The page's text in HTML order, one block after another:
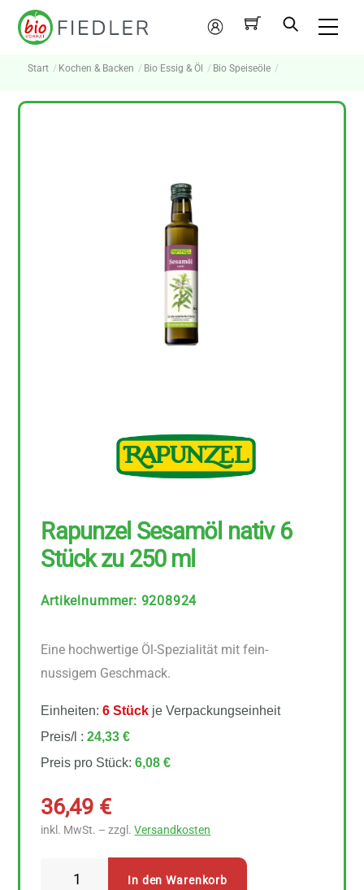
Skip
Mein
Konto
Start Kochen & Backen Bio Essig & Öl Bio Speiseöle
Rapunzel Sesamöl nativ 6
Stück zu 250 ml
Artikelnummer: 9208924
Eine hochwertige Öl-Spezialität mit fein-
nussigem Geschmack.
Einheiten:6 Stück je Verpackungseinheit
Preis/l :24,33 €
Preis pro Stück:6,08 €
36,49 €
inkl. MwSt. – zzgl.Versandkosten
In den Warenkorb